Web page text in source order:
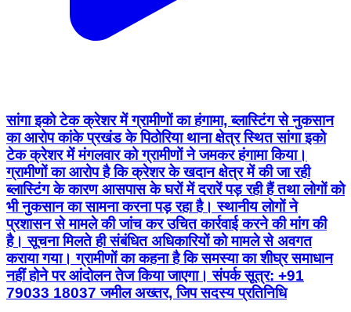
सांगा इको टेक क्रेशर में ग्रामीणों का हंगामा, ब्लास्टिंग से नुकसान
का आरोप कांके प्रखंड के पिठोरिया थाना क्षेत्र स्थित सांगा इको
टेक क्रेशर में मंगलवार को ग्रामीणों ने जमकर हंगामा किया।
ग्रामीणों का आरोप है कि क्रेशर के खदान क्षेत्र में की जा रही
ब्लास्टिंग के कारण आसपास के घरों में दरारें पड़ रही हैं तथा लोगों को
भी नुकसान का सामना करना पड़ रहा है। स्थानीय लोगों ने
प्रशासन से मामले की जांच कर उचित कार्रवाई करने की मांग की
है। सूचना मिलते ही संबंधित अधिकारियों को मामले से अवगत
कराया गया। ग्रामीणों का कहना है कि समस्या का शीघ्र समाधान
नहीं होने पर आंदोलन तेज किया जाएगा। संपर्क सूत्र: +91
79033 18037 जमील अख्तर, जिप सदस्य प्रतिनिधि